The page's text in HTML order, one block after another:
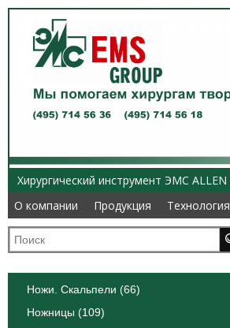
Хирургический инструмент ЭМС ALLEN
О компании
Продукция Технология
О компании
Продукция Технология
Ножи. Скальпели (66)
Ножницы (109)